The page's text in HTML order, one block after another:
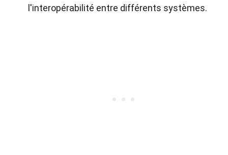
l'interopérabilité entre différents systèmes.